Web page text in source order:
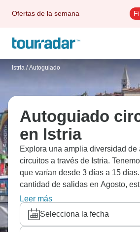
Ofertas de la semana
Istria / Autoguiado
Autoguiado
en Istria
Explora una amplia diversidad de
circuitos a través de Istria.
que varían desde 3 días a 15
cantidad de salidas en Agosto,
época más popular del año.
Leer más
Selecciona la fecha